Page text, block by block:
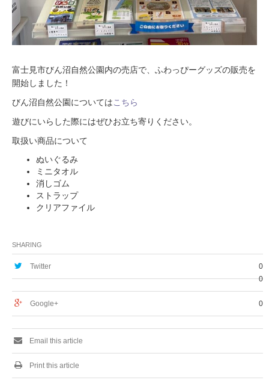
富士見市びん沼自然公園内の売店で、ふわっぴーグッズの販売を
開始しました！
びん沼自然公園についてはこちら
遊びにいらした際にはぜひお立ち寄りください。
取扱い商品について
ぬいぐるみ
ミニタオル
消しゴム
ストラップ
クリアファイル
SHARING
Twitter
0
0
Google+ 0
Email this article
Print this article